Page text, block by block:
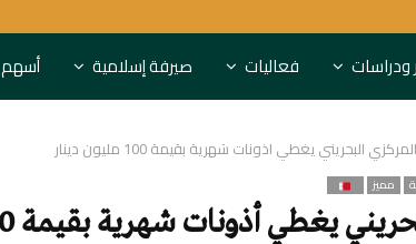
ودراسات فعاليات صيرفة إسلامية أسهم
المركزي البحريني يغطي أذونات شهرية بقيمة 100 مليون دينار
مميز
يغطي أذونات شهرية بقيمة 100 مليون دينار